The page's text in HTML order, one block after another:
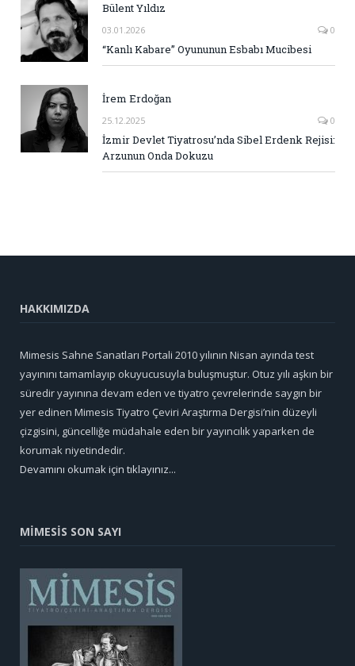
Bülent Yıldız
03.01.2026 0
“Kanlı Kabare” Oyununun Esbabı Mucibesi
İrem Erdoğan
25.12.2025 0
İzmir Devlet Tiyatrosu’nda Sibel Erdenk Rejisi:
Arzunun Onda Dokuzu
HAKKIMIZDA
Mimesis Sahne Sanatları Portali 2010 yılının Nisan ayında test
yayınını tamamlayıp okuyucusuyla buluşmuştur. Otuz yılı aşkın bir
süredir yayınına devam eden ve tiyatro çevrelerinde saygın bir
yer edinen Mimesis Tiyatro Çeviri Araştırma Dergisi’nin düzeyli
çizgisini, güncelliğe müdahale eden bir yayıncılık yaparken de
korumak niyetindedir.
Devamını okumak için tıklayınız...
MİMESİS SON SAYI